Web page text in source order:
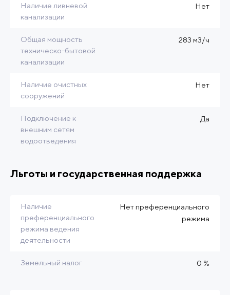
Наличие ливневой
канализации
Нет
Общая мощность
техническо-бытовой
канализации
283 м3/ч
Наличие очистных
сооружений
Нет
Подключение к
внешним сетям
водоотведения
Да
Льготы и государственная поддержка
Наличие
преференциального
режима ведения
деятельности
Нет преференциального
режима
Земельный налог 0 %